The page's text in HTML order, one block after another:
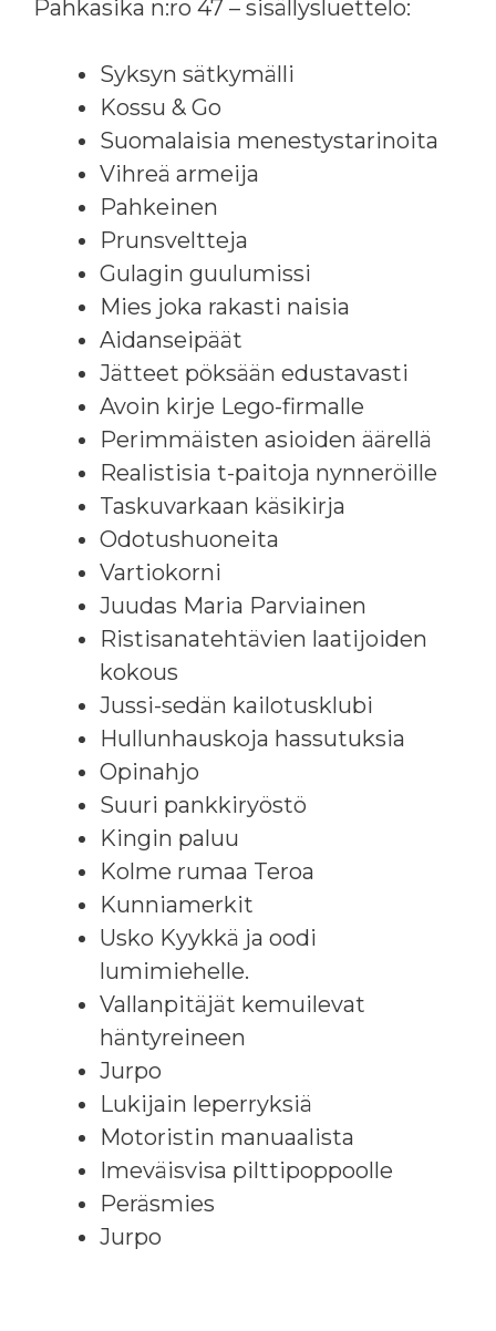
Pahkasika n:ro 47 – sisällysluettelo:
Syksyn sätkymälli
Kossu & Go
Suomalaisia menestystarinoita
Vihreä armeija
Pahkeinen
Prunsveltteja
Gulagin guulumissi
Mies joka rakasti naisia
Aidanseipäät
Jätteet pöksään edustavasti
Avoin kirje Lego-firmalle
Perimmäisten asioiden äärellä
Realistisia t-paitoja nynneröille
Taskuvarkaan käsikirja
Odotushuoneita
Vartiokorni
Juudas Maria Parviainen
Ristisanatehtävien laatijoiden
kokous
Jussi-sedän kailotusklubi
Hullunhauskoja hassutuksia
Opinahjo
Suuri pankkiryöstö
Kingin paluu
Kolme rumaa Teroa
Kunniamerkit
Usko Kyykkä ja oodi
lumimiehelle.
Vallanpitäjät kemuilevat
häntyreineen
Jurpo
Lukijain leperryksiä
Motoristin manuaalista
Imeväisvisa pilttipoppoolle
Peräsmies
Jurpo